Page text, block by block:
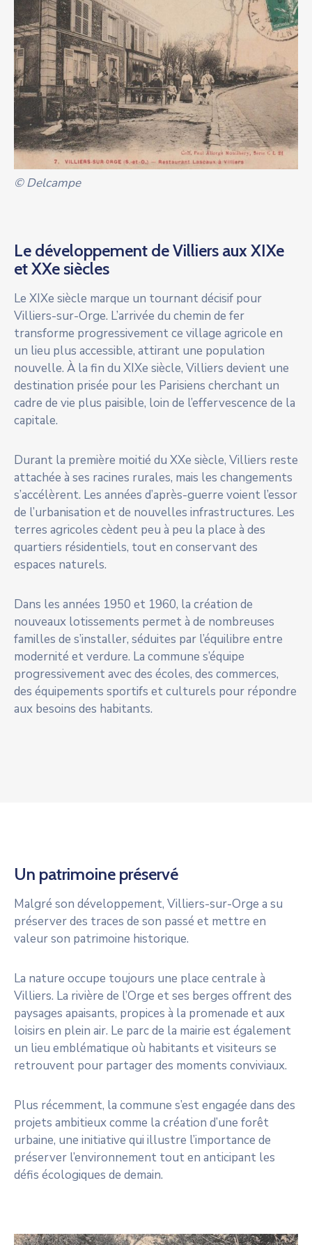
© Delcampe
Le développement de Villiers aux XIXe
et XXe siècles
Le XIXe siècle marque un tournant décisif pour
Villiers-sur-Orge. L’arrivée du chemin de fer
transforme progressivement ce village agricole en
un lieu plus accessible, attirant une population
nouvelle. À la fin du XIXe siècle, Villiers devient une
destination prisée pour les Parisiens cherchant un
cadre de vie plus paisible, loin de l’effervescence de la
capitale.
Durant la première moitié du XXe siècle, Villiers reste
attachée à ses racines rurales, mais les changements
s’accélèrent. Les années d’après-guerre voient l’essor
de l’urbanisation et de nouvelles infrastructures. Les
terres agricoles cèdent peu à peu la place à des
quartiers résidentiels, tout en conservant des
espaces naturels.
Dans les années 1950 et 1960, la création de
nouveaux lotissements permet à de nombreuses
familles de s’installer, séduites par l’équilibre entre
modernité et verdure. La commune s’équipe
progressivement avec des écoles, des commerces,
des équipements sportifs et culturels pour répondre
aux besoins des habitants.
Un patrimoine préservé
Malgré son développement, Villiers-sur-Orge a su
préserver des traces de son passé et mettre en
valeur son patrimoine historique.
La nature occupe toujours une place centrale à
Villiers. La rivière de l’Orge et ses berges offrent des
paysages apaisants, propices à la promenade et aux
loisirs en plein air. Le parc de la mairie est également
un lieu emblématique où habitants et visiteurs se
retrouvent pour partager des moments conviviaux.
Plus récemment, la commune s’est engagée dans des
projets ambitieux comme la création d’une forêt
urbaine, une initiative qui illustre l’importance de
préserver l’environnement tout en anticipant les
défis écologiques de demain.